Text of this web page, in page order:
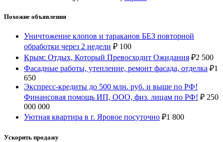
Похожие объявления
Уничтожение клопов и тараканов БЕЗ повторной
обработки через 2 недели ₽ 100
Крым: Отдых, Который Превосходит Ожидания ₽2 500
Фасадные работы, утепление, ремонт фасада, отделка ₽1
650
Экспресс-кредиты до 500 млн. руб. и выше по РФ!
Финансовая помощь ИП, ООО, физ. лицам по РФ! ₽ 250
000 000
Уютная квартира в г. Яровое посуточно ₽1 800
Ускорить продажу